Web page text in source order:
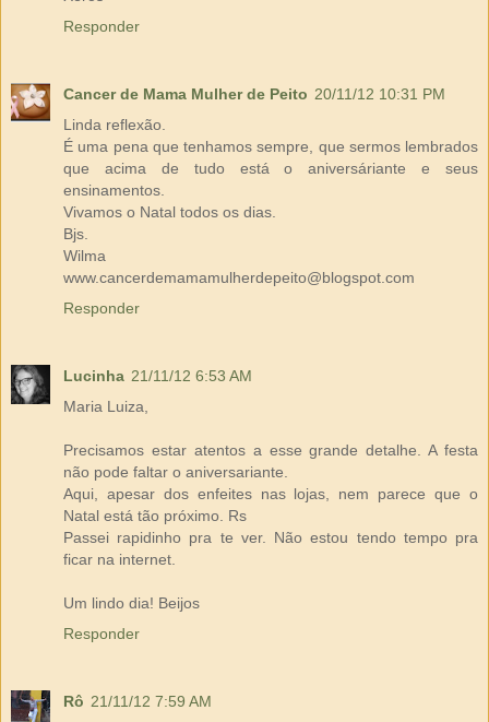
Responder
Cancer de Mama Mulher de Peito 20/11/12 10:31 PM
Linda reflexão.
É uma pena que tenhamos sempre, que sermos lembrados
que acima de tudo está o aniversáriante e seus
ensinamentos.
Vivamos o Natal todos os dias.
Bjs.
Wilma
www.cancerdemamamulherdepeito@blogspot.com
Responder
Lucinha 21/11/12 6:53 AM
Maria Luiza,
Precisamos estar atentos a esse grande detalhe. A festa
não pode faltar o aniversariante.
Aqui, apesar dos enfeites nas lojas, nem parece que o
Natal está tão próximo. Rs
Passei rapidinho pra te ver. Não estou tendo tempo pra
ficar na internet.
Um lindo dia! Beijos
Responder
Rô 21/11/12 7:59 AM